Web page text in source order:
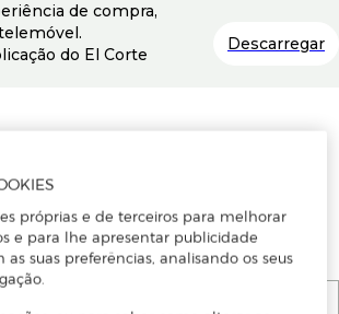
para se registar ou
de compra,
do El Corte
Descarregar
próprias e de terceiros para melhorar
e para lhe apresentar publicidade
as suas preferências, analisando os seus